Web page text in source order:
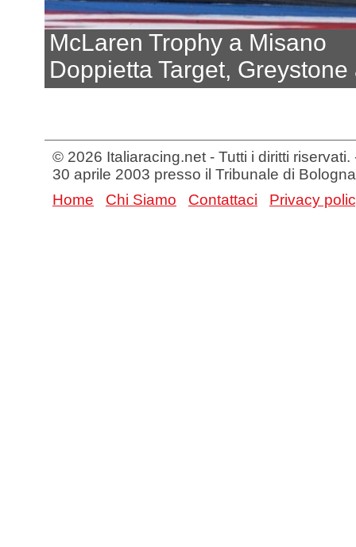
McLaren Trophy a Misano
Doppietta Target, Greystone
© 2026 Italiaracing.net - Tutti i diritti
30 aprile 2003 presso il Tribunale di Bologna
Home
Chi Siamo Contattaci Privacy